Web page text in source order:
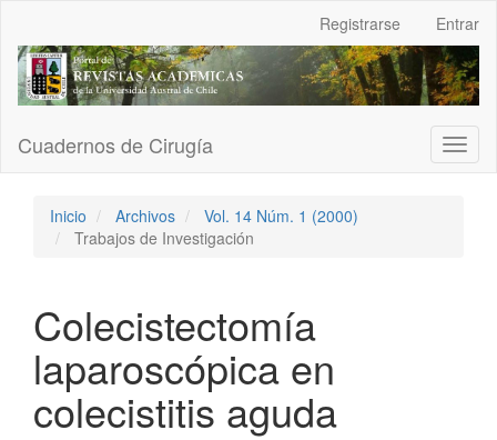
Contenido
principal
Barra
Registrarse Entrar
Cuadernos de Cirugía
Inicio Archivos
Vol. 14 Núm. 1 (2000)
Trabajos de Investigación
Colecistectomía
laparoscópica en
colecistitis aguda